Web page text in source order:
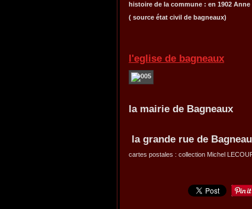
histoire de la commune : en 1902
( source état civil de bagneaux)
l'eglise de bagneaux
la mairie de Bagneaux
la grande rue de
cartes postales : collection Michel